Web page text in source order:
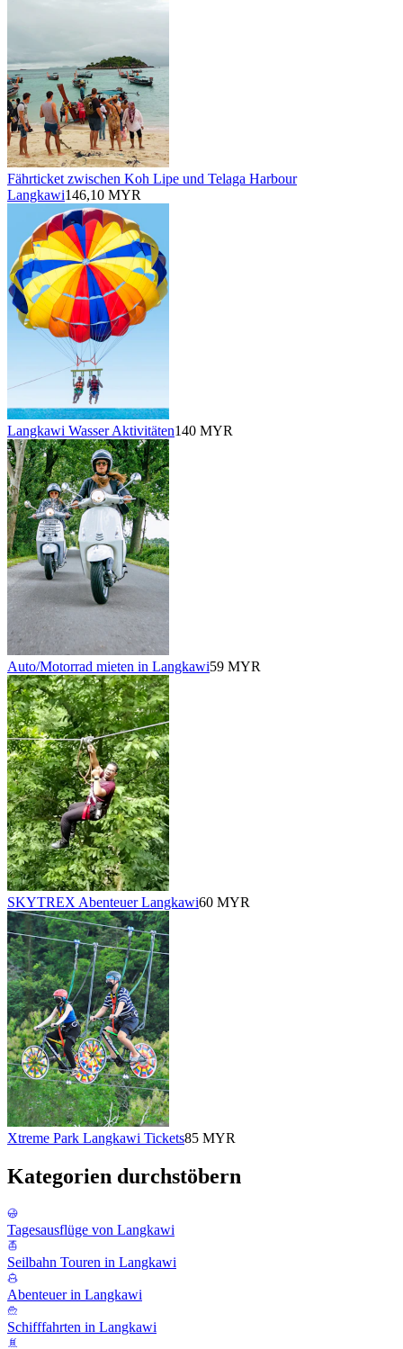
Fährticket zwischen Koh Lipe und Telaga Harbour
Langkawi146,10 MYR
Langkawi Wasser Aktivitäten140 MYR
Auto/Motorrad mieten in Langkawi59 MYR
SKYTREX Abenteuer Langkawi60 MYR
Xtreme Park Langkawi Tickets85 MYR
Kategorien durchstöbern
Tagesausflüge von Langkawi
Seilbahn Touren in Langkawi
Abenteuer in Langkawi
Schifffahrten in Langkawi